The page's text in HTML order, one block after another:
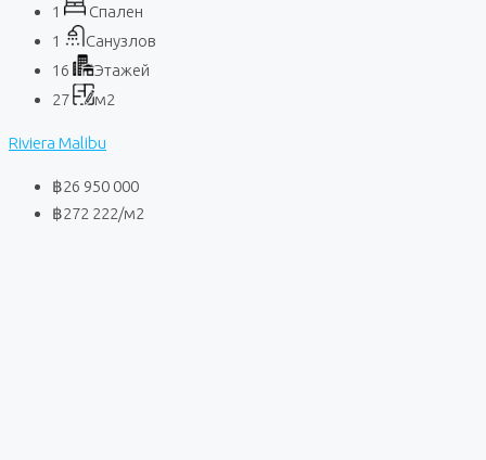
1
Спален
1
Санузлов
16
Этажей
27
м2
Riviera Malibu
฿26 950 000
฿272 222/м2